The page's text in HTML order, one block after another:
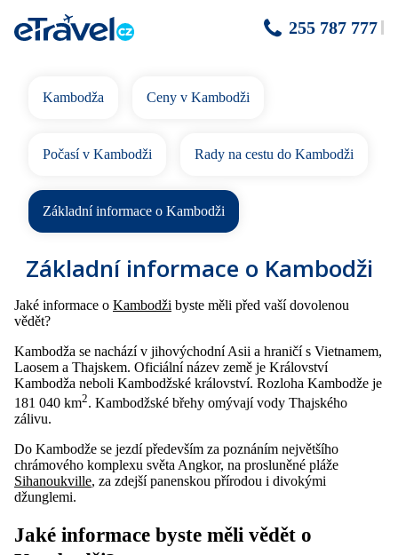
255 787 777
Kambodža Ceny v Kambodži
Počasí v Kambodži Rady na cestu do Kambodži
Základní informace o Kambodži
Základní informace o Kambodži
Jaké informace o Kambodži byste měli před vaší dovolenou
vědět?
Kambodža se nachází v jihovýchodní Asii a hraničí s Vietnamem,
Laosem a Thajskem. Oficiální název země je Království
Kambodža neboli Kambodžské království. Rozloha Kambodže je
181 040 km2. Kambodžské břehy omývají vody Thajského
zálivu.
Do Kambodže se jezdí především za poznáním největšího
chrámového komplexu světa Angkor, na prosluněné pláže
Sihanoukville, za zdejší panenskou přírodou i divokými
džunglemi.
Jaké informace byste měli vědět o